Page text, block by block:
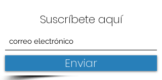
Suscríbete aquí
Enviar